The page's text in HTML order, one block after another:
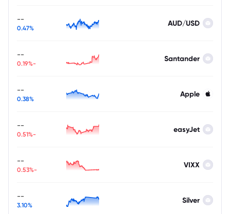
AUD/USD
--
0.47%
Santander
--
-0.19%
Apple
--
0.38%
easyJet
--
-0.51%
VIXX
--
-0.53%
Silver
--
3.10%